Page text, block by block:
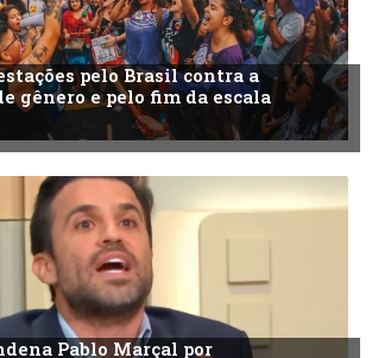
pelo Brasil contra a
gênero e pelo fim da escala
Pablo Marçal por